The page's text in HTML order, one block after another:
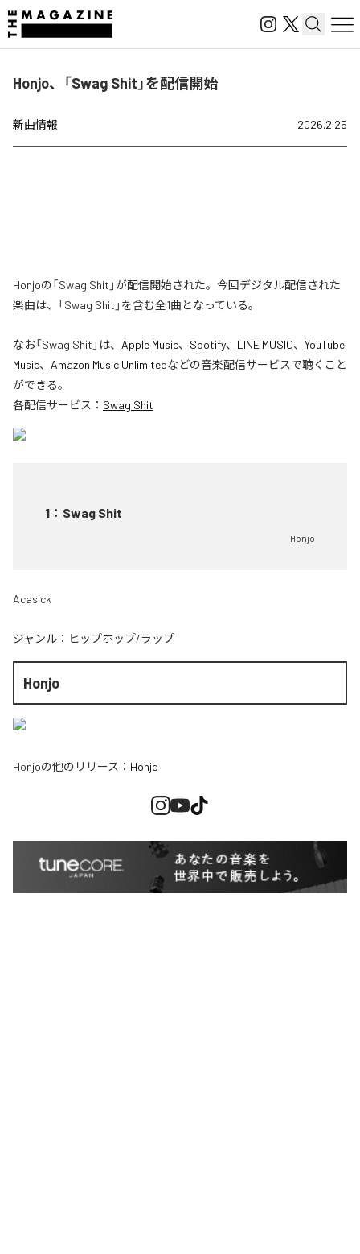
Honjo、「Swag Shit」を配信開始
新曲情報 2026.2.25
Honjoの「Swag Shit」が配信開始された。今回デジタル配信された
楽曲は、「Swag Shit」を含む全1曲となっている。
なお「Swag Shit 」は、 Apple Music、 Spotify、 LINE MUSIC、 YouTube
Music、 Amazon Music Unlimitedなどの音楽配信サービスで聴くこと
ができる。
各配信サービス： Swag Shit
1 ： Swag Shit
Honjo
Acasick
ジャンル： ヒップホップ/ラップ
Honjo
Honjoの他のリリース： Honjo